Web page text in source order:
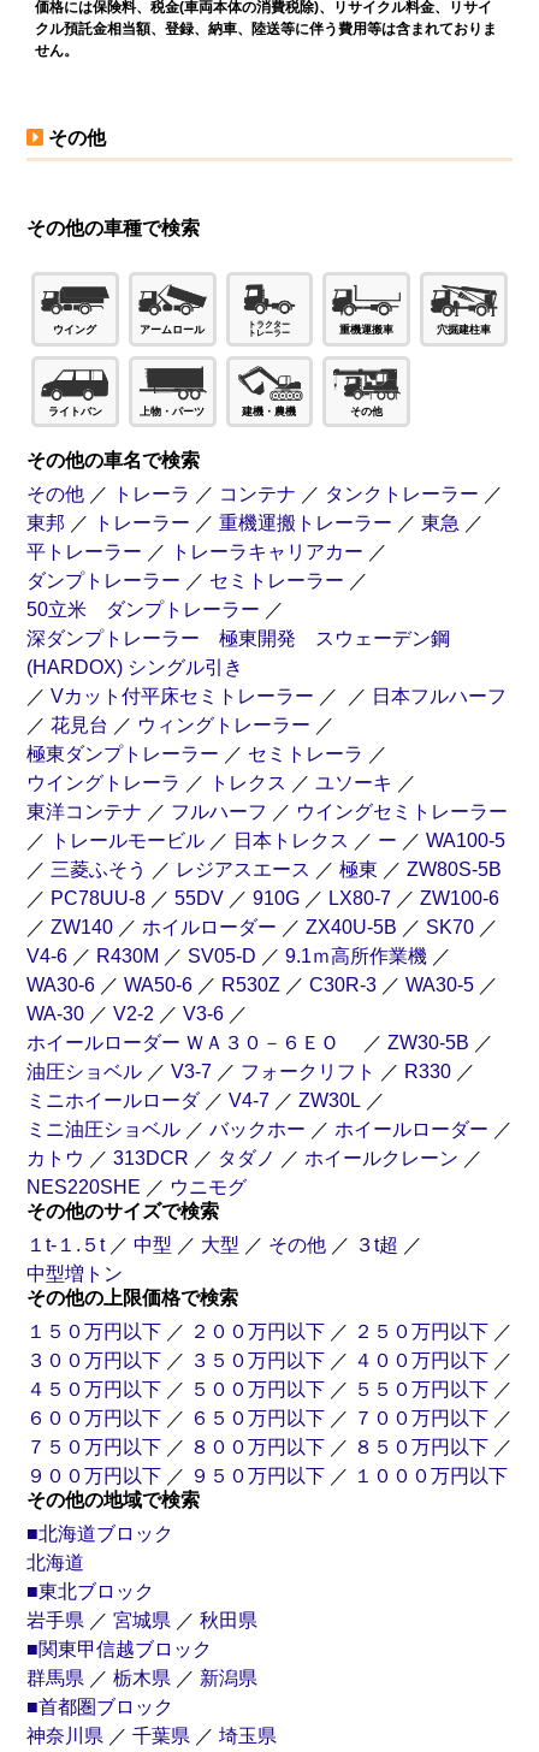
価格には保険料、税金(車両本体の消費税除)、リサイクル料金、リサイ
クル預託金相当額、登録、納車、陸送等に伴う費用等は含まれておりま
せん。
その他
その他の車種で検索
ウイング アームロール 重機運搬車 穴掘建柱車
ライトバン 上物・パーツ 建機・農機 その他
その他の車名で検索
その他 ／ トレーラ ／ コンテナ ／ タンクトレーラー ／
東邦 ／ トレーラー ／ 重機運搬トレーラー ／ 東急 ／
平トレーラー ／ トレーラキャリアカー ／
ダンプトレーラー ／ セミトレーラー ／
50立米 ダンプトレーラー ／
深ダンプトレーラー 極東開発 スウェーデン鋼
(HARDOX) シングル引き
／ Vカット付平床セミトレーラー ／ ／ 日本フルハーフ
／ 花見台 ／ ウィングトレーラー ／
極東ダンプトレーラー ／ セミトレーラ ／
ウイングトレーラ ／ トレクス ／ ユソーキ ／
東洋コンテナ ／ フルハーフ ／ ウイングセミトレーラー
／
トレールモービル ／ 日本トレクス ／ ー ／ WA100-5
／ 三菱ふそう ／ レジアスエース ／ 極東 ／ ZW80S-5B
／ PC78UU-8 ／ 55DV ／ 910G ／ LX80-7 ／ ZW100-6
／ ZW140 ／ ホイルローダー ／ ZX40U-5B ／ SK70 ／
V4-6 ／ R430M ／ SV05-D ／ 9.1ｍ高所作業機 ／
WA30-6 ／ WA50-6 ／ R530Z ／ C30R-3 ／ WA30-5 ／
WA-30 ／ V2-2 ／ V3-6 ／
ホイールローダー ＷＡ３０－６ＥＯ
／ ZW30-5B ／
油圧ショベル ／ V3-7 ／ フォークリフト ／ R330 ／
ミニホイールローダ ／ V4-7 ／ ZW30L ／
ミニ油圧ショベル ／ バックホー ／ ホイールローダー ／
カトウ ／ 313DCR ／ タダノ ／ ホイールクレーン ／
NES220SHE ／ ウニモグ
その他のサイズで検索
１t-１.５t ／ 中型 ／ 大型 ／ その他 ／ ３t超 ／
中型増トン
その他の上限価格で検索
１５０万円以下 ／ ２００万円以下 ／ ２５０万円以下 ／
３００万円以下 ／ ３５０万円以下 ／ ４００万円以下 ／
４５０万円以下 ／ ５００万円以下 ／ ５５０万円以下 ／
６００万円以下 ／ ６５０万円以下 ／ ７００万円以下 ／
７５０万円以下 ／ ８００万円以下 ／ ８５０万円以下 ／
９００万円以下 ／ ９５０万円以下 ／ １０００万円以下
その他の地域で検索
■北海道ブロック
北海道
■東北ブロック
岩手県 ／ 宮城県 ／ 秋田県
■関東甲信越ブロック
群馬県 ／ 栃木県 ／ 新潟県
■首都圏ブロック
神奈川県 ／ 千葉県 ／ 埼玉県